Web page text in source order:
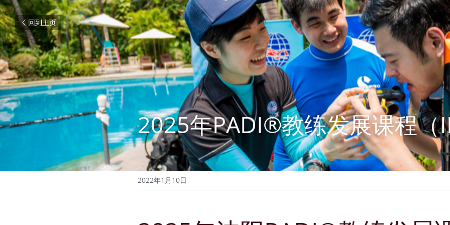
回到主页
2025年PADI®教练发展课程（
2022年1月10日